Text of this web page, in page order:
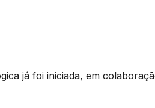
já foi iniciada, em